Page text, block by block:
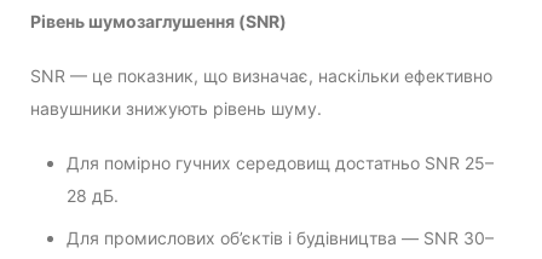
Рівень шумозаглушення (SNR)
SNR — це показник, що визначає, наскільки ефективно
навушники знижують рівень шуму.
Для помірно гучних середовищ достатньо SNR 25–
28 дБ.
Для промислових об’єктів і будівництва — SNR 30–